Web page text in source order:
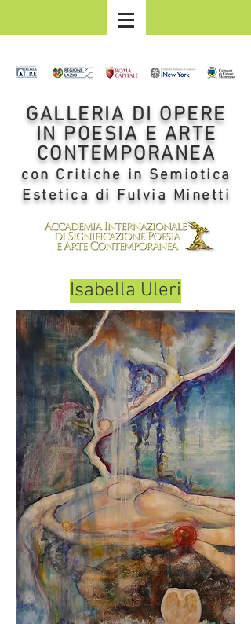
GALLERIA DI OPERE
IN POESIA E ARTE
CONTEMPORANEA
con Critiche in Semiotica
Estetica di Fulvia Minetti
Isabella Uleri